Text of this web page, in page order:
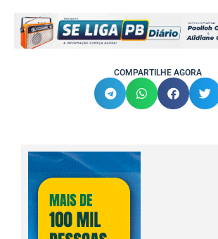
COMPARTILHE AGORA